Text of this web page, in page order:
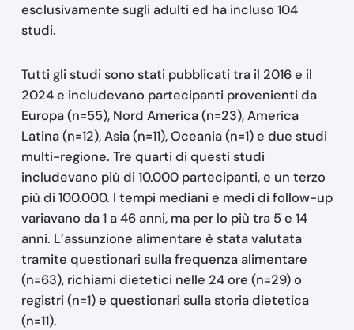
esclusivamente sugli adulti ed ha incluso 104
studi.
Tutti gli studi sono stati pubblicati tra il 2016 e il
2024 e includevano partecipanti provenienti da
Europa (n=55), Nord America (n=23), America
Latina (n=12), Asia (n=11), Oceania (n=1) e due studi
multi-regione. Tre quarti di questi studi
includevano più di 10.000 partecipanti, e un terzo
più di 100.000. I tempi mediani e medi di follow-up
variavano da 1 a 46 anni, ma per lo più tra 5 e 14
anni. L’assunzione alimentare è stata valutata
tramite questionari sulla frequenza alimentare
(n=63), richiami dietetici nelle 24 ore (n=29) o
registri (n=1) e questionari sulla storia dietetica
(n=11).